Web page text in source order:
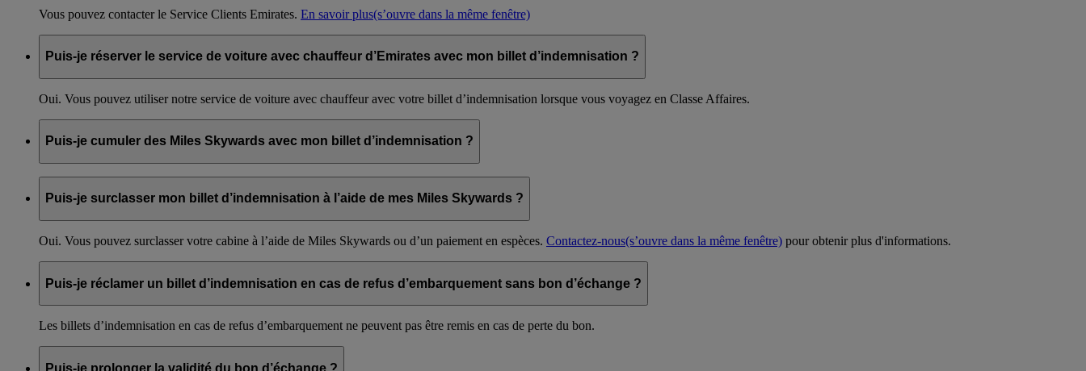
Vous pouvez contacter le Service Clients Emirates. En savoir plus(s’ouvre dans la même fenêtre)
Puis-je réserver le service de voiture avec chauffeur d’Emirates avec mon billet d’indemnisation ?
Oui. Vous pouvez utiliser notre service de voiture avec chauffeur avec votre billet d’indemnisation lorsque vous voyagez en Classe Affaires.
Puis-je cumuler des Miles Skywards avec mon billet d’indemnisation ?
Puis-je surclasser mon billet d’indemnisation à l’aide de mes Miles Skywards ?
Oui. Vous pouvez surclasser votre cabine à l’aide de Miles Skywards ou d’un paiement en espèces. Contactez-nous(s’ouvre dans la même fenêtre) pour obtenir plus d'informations.
Puis-je réclamer un billet d’indemnisation en cas de refus d’embarquement sans bon d’échange ?
Les billets d’indemnisation en cas de refus d’embarquement ne peuvent pas être remis en cas de perte du bon.
Puis-je prolonger la validité du bon d’échange ?